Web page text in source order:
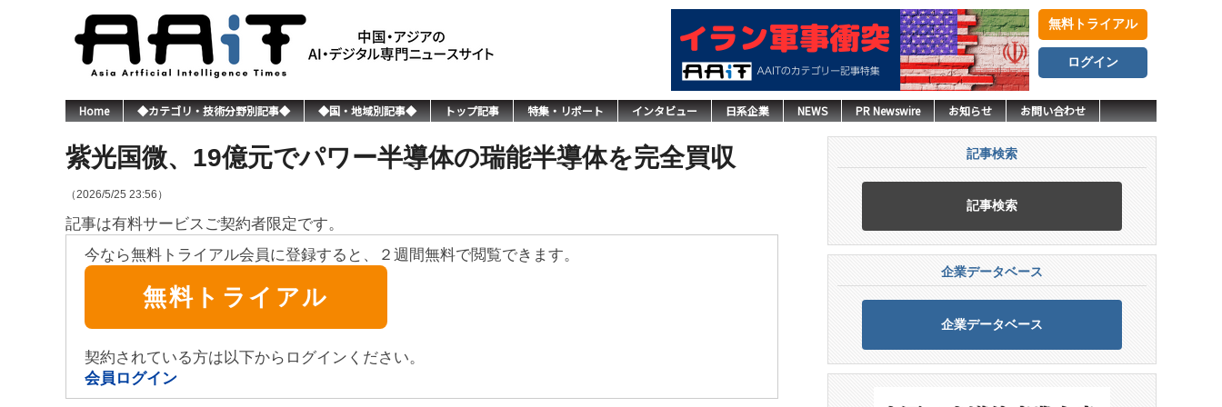
無料トライアル
ログイン
Home ◆カテゴリ・技術分野別記事◆ ◆国・地域別記事◆ トップ記事 特集・リポート インタビュー 日系企業 NEWS PR Newswire お知らせ お問い合わせ
紫光国微、19億元でパワー半導体の瑞能半導体を完全買収
（2026/5/25 23:56）
記事は有料サービスご契約者限定です。
今なら無料トライアル会員に登録すると、２週間無料で閲覧できます。
無料トライアル
契約されている方は以下からログインください。
会員ログイン
記事検索
記事検索
企業データベース
企業データベース